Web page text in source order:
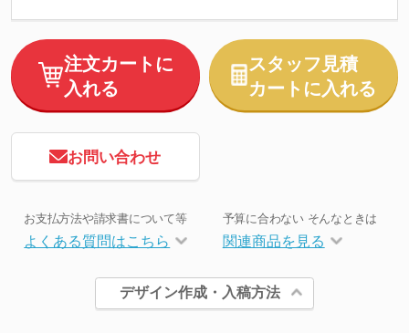
注文カートに
入れる
スタッフ見積
カートに入れる
お問い合わせ
お支払方法や請求書について等
よくある質問はこちら
予算に合わない そんなときは
関連商品を見る
デザイン作成・入稿方法